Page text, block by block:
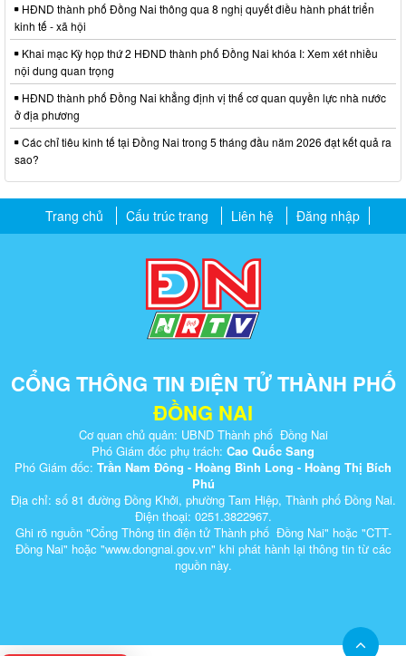
HĐND thành phố Đồng Nai thông qua 8 nghị quyết điều hành phát triển
kinh tế - xã hội
Khai mạc Kỳ họp thứ 2 HĐND thành phố Đồng Nai khóa I: Xem xét nhiều
nội dung quan trọng
HĐND thành phố Đồng Nai khẳng định vị thế cơ quan quyền lực nhà nước
ở địa phương
Các chỉ tiêu kinh tế tại Đồng Nai trong 5 tháng đầu năm 2026 đạt kết quả ra
sao?
Trang chủ Cấu trúc trang Liên hệ Đăng nhập
CỔNG THÔNG TIN ĐIỆN TỬ THÀNH PHỐ
ĐỒNG NAI
Cơ quan chủ quản: UBND Thành phố Đồng Nai
Phó Giám đốc phụ trách: Cao Quốc Sang
Phó Giám đốc: Trần Nam Đông - Hoàng Bình Long - Hoàng Thị Bích
Phú
Địa chỉ: số 81 đường Đồng Khởi, phường Tam Hiệp, Thành phố Đồng Nai.
Điện thoại: 0251.3822967.
Ghi rõ nguồn "Cổng Thông tin điện tử Thành phố Đồng Nai" hoặc "CTT-
Đồng Nai" hoặc "www.dongnai.g​ov.vn" khi ​phát hành lại thông tin từ các
nguồn này.​